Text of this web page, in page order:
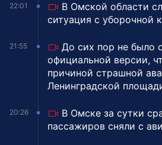
22:01
В Омской области
ситуация с уборочной
21:55
До сих пор не было
официальной версии,
причиной страшной
Ленинградской
20:26
В Омске за сутки
пассажиров сняли с